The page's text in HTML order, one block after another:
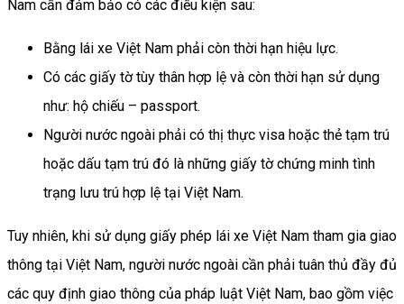
Nam cần đảm bảo có các điều kiện sau:
Bằng lái xe Việt Nam phải còn thời hạn hiệu lực.
Có các giấy tờ tùy thân hợp lệ và còn thời hạn sử dụng
như: hộ chiếu – passport.
Người nước ngoài phải có thị thực visa hoặc thẻ tạm trú
hoặc dấu tạm trú đó là những giấy tờ chứng minh tình
trạng lưu trú hợp lệ tại Việt Nam.
Tuy nhiên, khi sử dụng giấy phép lái xe Việt Nam tham gia giao
thông tại Việt Nam, người nước ngoài cần phải tuân thủ đầy đủ
các quy định giao thông của pháp luật Việt Nam, bao gồm việc